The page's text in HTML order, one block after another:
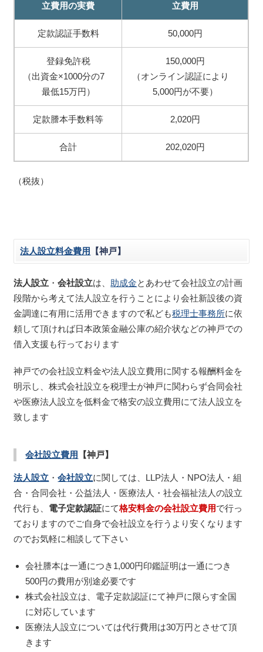
立費用の実費
立費用
定款認証手数料 50,000円
登録免許税
（出資金×1000分の7
最低15万円）
150,000円
（オンライン認証により
5,000円が不要）
定款謄本手数料等 2,020円
合計 202,020円
（税抜）
法人設立料金費用 【神戸】
法人設立 ・会社設立は、 助成金とあわせて会社設立の計画
段階から考えて法人設立を行うことにより会社新設後の資
金調達に有用に活用できますので私ども税理士事務所に依
頼して頂ければ日本政策金融公庫の紹介状などの神戸での
借入支援も行っております
神戸での会社設立料金や法人設立費用に関する報酬料金を
明示し、株式会社設立を税理士が神戸に関わらず合同会社
や医療法人設立を低料金で格安の設立費用にて法人設立を
致します
会社設立費用 【神戸】
法人設立 ・会社設立に関しては、LLP法人・NPO法人・組
合・合同会社・公益法人・医療法人・社会福祉法人の設立
代行も、 電子定款認証にて格安料金の会社設立費用で行っ
ておりますのでご自身で会社設立を行うより安くなります
のでお気軽に相談して下さい
会社謄本は一通につき1,000円印鑑証明は一通につき
500円の費用が別途必要です
株式会社設立は、電子定款認証にて神戸に限らす全国
に対応しています
医療法人設立については代行費用は30万円とさせて頂
きます